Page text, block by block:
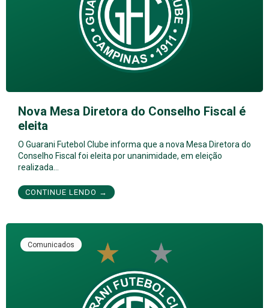
Nova Mesa Diretora do Conselho Fiscal é
eleita
O Guarani Futebol Clube informa que a nova Mesa Diretora do
Conselho Fiscal foi eleita por unanimidade, em eleição
realizada…
CONTINUE LENDO →
Comunicados